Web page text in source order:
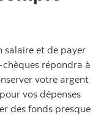
salaire et de payer
répondra à
votre argent
vos dépenses
des fonds presque